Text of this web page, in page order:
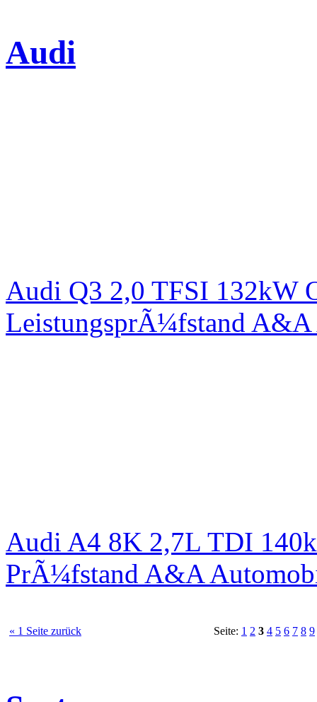
Audi
Audi Q3 2,0 TFSI 132kW
LeistungsprÃ¼fstand
Audi A4 8K 2,7L TDI
PrÃ¼fstand A&A
« 1 Seite zurück Seite: 1 2 3 4 5 6 7 8 9